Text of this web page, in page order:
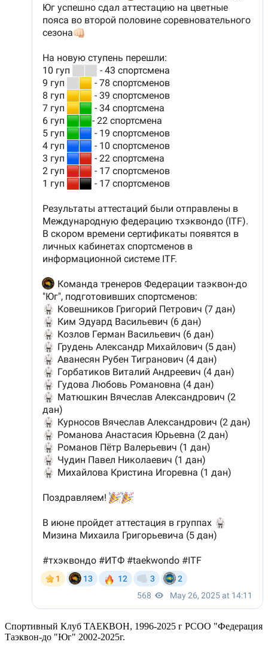
Спортивный Клуб ТАЕКВОН, 1996-2025 г РСОО "Федерация
Таэквон-до "Юг" 2002-2025г.